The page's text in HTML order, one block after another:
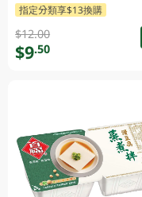
指定分類享$13換購
$12.00
$9.50